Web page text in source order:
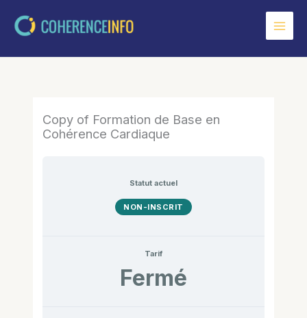
Copy of Formation de Base en
Cohérence Cardiaque
Statut actuel
NON-INSCRIT
Tarif
Fermé